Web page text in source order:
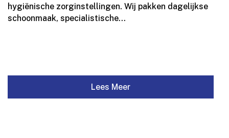
hygiënische zorginstellingen. Wij pakken dagelijkse
schoonmaak, specialistische...
Lees Meer